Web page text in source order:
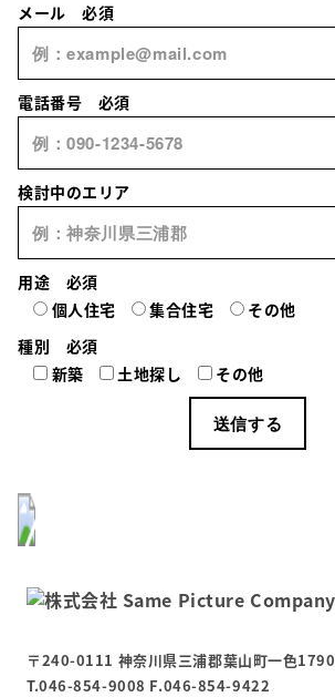
メール 必須
電話番号 必須
検討中のエリア
用途 必須
個人住宅
集合住宅
その他
種別 必須
新築
土地探し その他
〒240-0111 神奈川県三浦郡葉山町一色1790
T.046-854-9008 F.046-854-9422